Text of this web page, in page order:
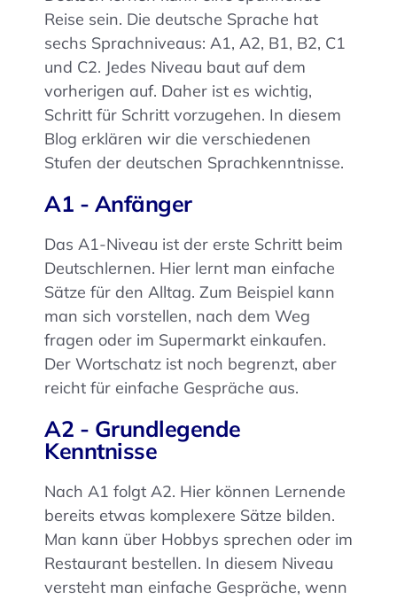
Reise sein. Die deutsche Sprache hat
sechs Sprachniveaus: A1, A2, B1, B2, C1
und C2. Jedes Niveau baut auf dem
vorherigen auf. Daher ist es wichtig,
Schritt für Schritt vorzugehen. In diesem
Blog erklären wir die verschiedenen
Stufen der deutschen Sprachkenntnisse.
A1 - Anfänger
Das A1-Niveau ist der erste Schritt beim
Deutschlernen. Hier lernt man einfache
Sätze für den Alltag. Zum Beispiel kann
man sich vorstellen, nach dem Weg
fragen oder im Supermarkt einkaufen.
Der Wortschatz ist noch begrenzt, aber
reicht für einfache Gespräche aus.
A2 - Grundlegende
Kenntnisse
Nach A1 folgt A2. Hier können Lernende
bereits etwas komplexere Sätze bilden.
Man kann über Hobbys sprechen oder im
Restaurant bestellen. In diesem Niveau
versteht man einfache Gespräche, wenn